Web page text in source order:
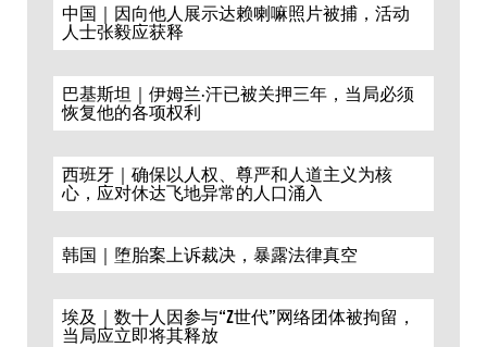
中国｜因向他人展示达赖喇嘛照片被捕，活动
人士张毅应获释
巴基斯坦｜伊姆兰·汗已被关押三年，当局必须
恢复他的各项权利
西班牙｜确保以人权、尊严和人道主义为核
心，应对休达飞地异常的人口涌入
韩国｜堕胎案上诉裁决，暴露法律真空
埃及｜数十人因参与“Z世代”网络团体被拘留，
当局应立即将其释放